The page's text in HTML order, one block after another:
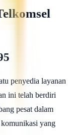
penyedia layanan
ini telah berdiri
pesat dalam
yang